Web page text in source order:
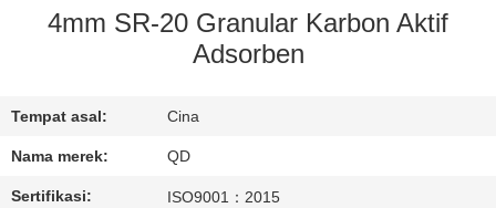
HUBUNGI
KAMI
4mm SR-20 Granular Karbon Aktif
Adsorben
Tempat asal: Cina
Nama merek: QD
Sertifikasi: ISO9001：2015